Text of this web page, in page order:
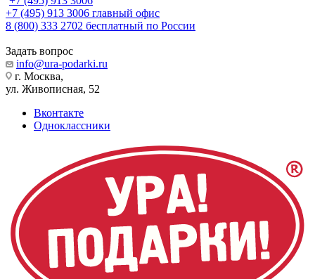
+7 (495) 913 3006 главный офис
8 (800) 333 2702 бесплатный по России
Задать вопрос
info@ura-podarki.ru
г. Москва,
ул. Живописная, 52
Вконтакте
Одноклассники